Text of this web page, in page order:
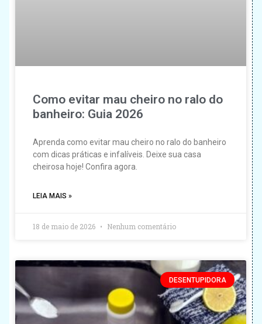
Como evitar mau cheiro no ralo do
banheiro: Guia 2026
Aprenda como evitar mau cheiro no ralo do banheiro
com dicas práticas e infalíveis. Deixe sua casa
cheirosa hoje! Confira agora.
LEIA MAIS »
18 de maio de 2026 Nenhum comentário
DESENTUPIDORA